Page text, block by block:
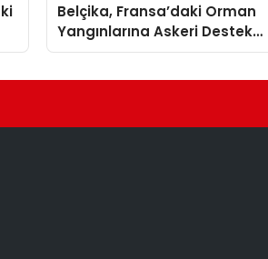
Belçika, Fransa’daki Orman
Yangınlarına Askeri Destek
Sağladı